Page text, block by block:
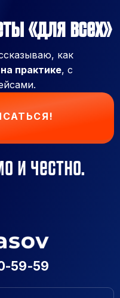
«для всех»
как
на практике, с
и честно.
59-59